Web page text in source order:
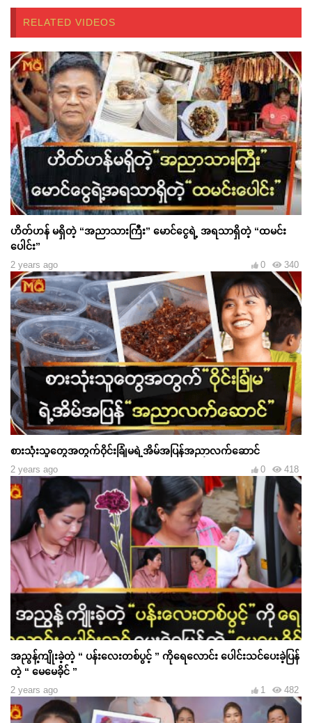
RELATED VIDEOS
ဟိတ်ဟန် မရှိတဲ့ “အညာသားကြီး” မောင်ငွေရဲ့ အရသာရှိတဲ့ “ထမင်း
ပေါင်း”
2 years ago 340
0
စားသုံးသူတွေအတွက်ဝိုင်းခြုံမရဲ့အိမ်အပြန်အညာလက်ဆောင်
2 years ago 418
0
အညွန့်ကျိုးခဲ့တဲ့ “ ပန်းလေးတစ်ပွင့် ” ကိုရေလောင်း ပေါင်းသင်ပေးခဲ့ပြန်
တဲ့ “ မေမေခိုင် ”
2 years ago 482
1